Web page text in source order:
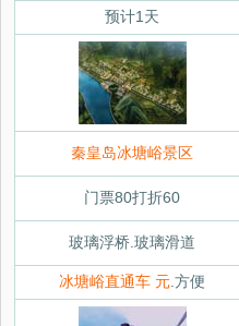
预计1天
秦皇岛冰塘峪景区
门票80打折60
玻璃浮桥.玻璃滑道
冰塘峪直通车 元.方便